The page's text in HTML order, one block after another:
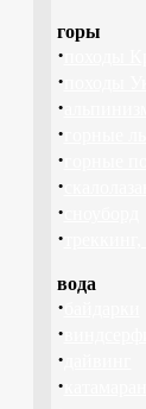
горы
·
·
·
·
·
·
·
·
вода
·
·
·
·